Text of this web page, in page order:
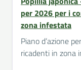
per 2026 per i
zona infestata
Piano d’azione
ricadenti in zona